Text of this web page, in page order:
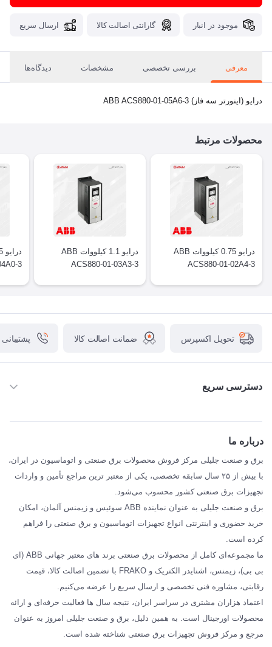
موجود در انبار گارانتی اصالت کالا ارسال سریع
معرفی بررسی تخصصی مشخصات دیدگاه‌ها
درایو (اینورتر سه فاز) ABB ACS880-01-05A6-3
محصولات مرتبط
درایو 0.75 کیلووات ABB
ACS880-01-02A4-3
درایو 1.1 کیلووات ABB
ACS880-01-03A3-3
3
تحویل اکسپرس ضمانت اصالت کالا
دسترسی سریع
SCHNEIDER
فراکو FRAKO
مقالات تخصصی برق صنعتی
درباره ما
برق و صنعت جلیلی مرکز فروش محصولات برق صنعتی و اتوماسیون در ایران،
با بیش از ۲۵ سال سابقه تخصصی، یکی از معتبر ترین مراجع تأمین و واردات
تجهیزات برق صنعتی کشور محسوب می‌شود.
برق و صنعت جلیلی به عنوان نماینده ABB سوئیس و زیمنس آلمان، امکان
خرید حضوری و اینترنتی انواع تجهیزات اتوماسیون و برق صنعتی را فراهم
کرده است.
ما مجموعه‌ای کامل از محصولات برق صنعتی برند های معتبر جهانی ABB (ای
بی بی)، زیمنس، اشنایدر الکتریک و FRAKO با تضمین اصالت کالا، قیمت
رقابتی، مشاوره فنی تخصصی و ارسال سریع را عرضه می‌کنیم.
اعتماد هزاران مشتری در سراسر ایران، نتیجه سال ها فعالیت حرفه‌ای و ارائه
محصولات اورجینال است. به همین دلیل، برق و صنعت جلیلی امروز به عنوان
مرجع و مرکز فروش تجهیزات برق صنعتی شناخته شده است.